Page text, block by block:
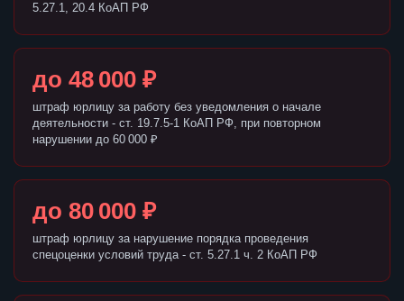
5.27.1, 20.4 КоАП РФ
до 48 000 ₽
штраф юрлицу за работу без уведомления о начале
деятельности - ст. 19.7.5-1 КоАП РФ, при повторном
нарушении до 60 000 ₽
до 80 000 ₽
штраф юрлицу за нарушение порядка проведения
спецоценки условий труда - ст. 5.27.1 ч. 2 КоАП РФ